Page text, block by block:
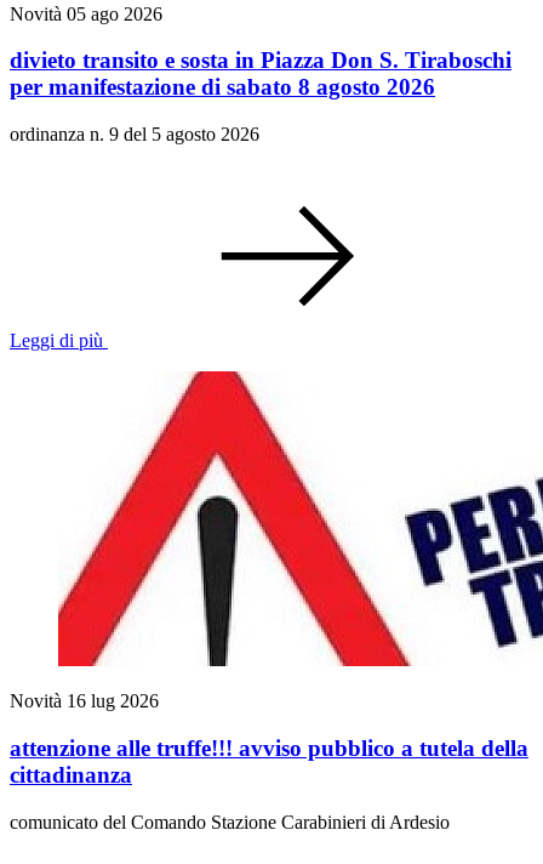
Novità 05 ago 2026
divieto transito e sosta in Piazza Don S. Tiraboschi
per manifestazione di sabato 8 agosto 2026
ordinanza n. 9 del 5 agosto 2026
Leggi di più
Novità 16 lug 2026
attenzione alle truffe!!! avviso pubblico a tutela della
cittadinanza
comunicato del Comando Stazione Carabinieri di Ardesio